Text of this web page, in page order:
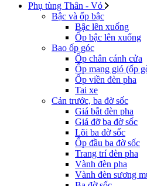
Phụ tùng Thân - Vỏ
Bậc và ốp bậc
Bậc lên xuống
Ốp bậc lên xuống
Bao ốp góc
Ốp chân cánh cửa
Ốp mang gió (ốp
Ốp viền đèn pha
Tai xe
Cản trước, ba đờ sốc
Giá bắt đèn pha
Giá đỡ ba đờ sốc
Lõi ba đờ sốc
Ốp đầu ba đờ sốc
Trang trí đèn pha
Vành đèn pha
Vành đèn sương